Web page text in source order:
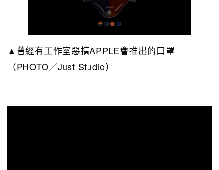
▲曾經有工作室惡搞APPLE會推出的口罩
（PHOTO／Just Studio）